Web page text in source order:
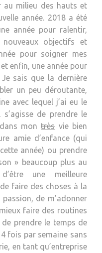
au milieu des hauts et
année. 2018 a été
année pour ralentir,
objectifs et
pour soigner mes
enfin, une année pour
sais que la dernière
un peu déroutante,
avec lequel j’ai eu le
de prendre le
dans montrèsvie bien
amie d’enfance (qui
année) ou prendre
» beaucoup plus au
une meilleure
faire des choses à la
de m’adonner
faire des routines
prendre le temps de
fois par semaine sans
en tant qu’entreprise